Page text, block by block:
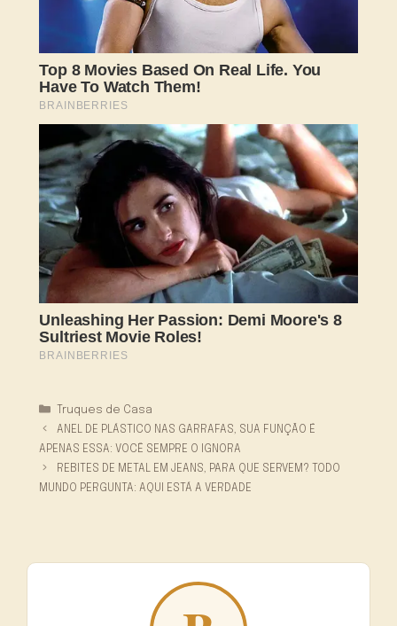
Categorias
Truques de Casa
ANEL DE PLÁSTICO NAS GARRAFAS, SUA FUNÇÃO É
APENAS ESSA: VOCÊ SEMPRE O IGNORA
REBITES DE METAL EM JEANS, PARA QUE SERVEM? TODO
MUNDO PERGUNTA: AQUI ESTÁ A VERDADE